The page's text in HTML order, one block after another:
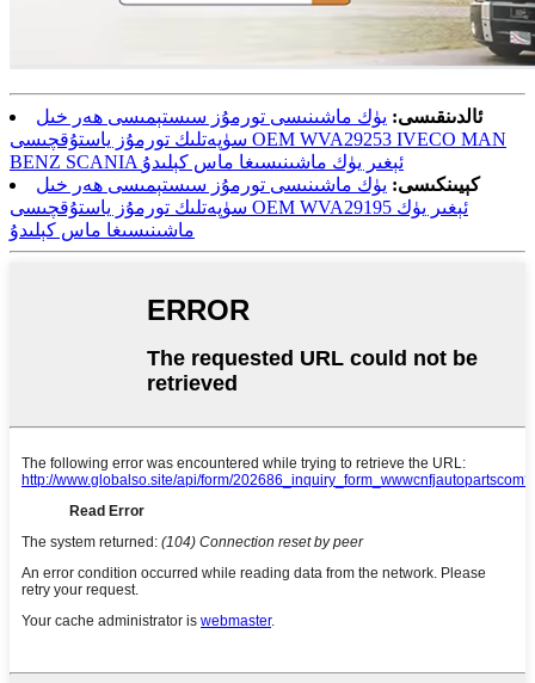
ئالدىنقىسى: يۈك ماشىنىسى تورمۇز سىستېمىسى ھەر خىل
سۈپەتلىك تورمۇز ياستۇقچىسى OEM WVA29253 IVECO MAN
BENZ SCANIA ئېغىر يۈك ماشىنىسىغا ماس كېلىدۇ
كېيىنكىسى: يۈك ماشىنىسى تورمۇز سىستېمىسى ھەر خىل
سۈپەتلىك تورمۇز ياستۇقچىسى OEM WVA29195 ئېغىر يۈك
ماشىنىسىغا ماس كېلىدۇ